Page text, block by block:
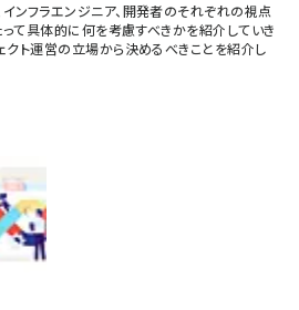
ンフラエンジニア、開発者のそれぞれの視点
て具体的に何を考慮すべきかを紹介していき
クト運営の立場から決めるべきことを紹介し